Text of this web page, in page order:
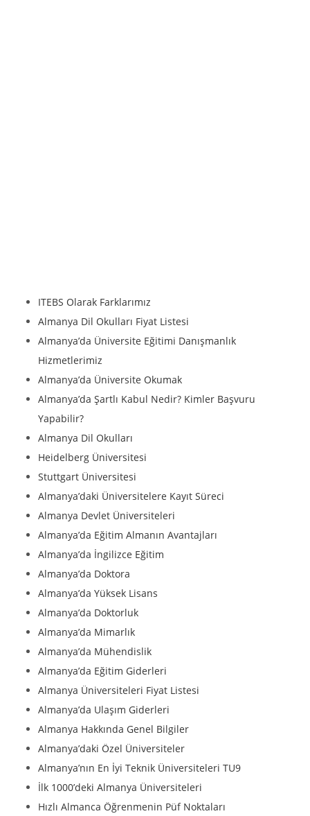
ITEBS Olarak Farklarımız
Almanya Dil Okulları Fiyat Listesi
Almanya’da Üniversite Eğitimi Danışmanlık
Hizmetlerimiz
Almanya’da Üniversite Okumak
Almanya’da Şartlı Kabul Nedir? Kimler Başvuru
Yapabilir?
Almanya Dil Okulları
Heidelberg Üniversitesi
Stuttgart Üniversitesi
Almanya’daki Üniversitelere Kayıt Süreci
Almanya Devlet Üniversiteleri
Almanya’da Eğitim Almanın Avantajları
Almanya’da İngilizce Eğitim
Almanya’da Doktora
Almanya’da Yüksek Lisans
Almanya’da Doktorluk
Almanya’da Mimarlık
Almanya’da Mühendislik
Almanya’da Eğitim Giderleri
Almanya Üniversiteleri Fiyat Listesi
Almanya’da Ulaşım Giderleri
Almanya Hakkında Genel Bilgiler
Almanya’daki Özel Üniversiteler
Almanya’nın En İyi Teknik Üniversiteleri TU9
İlk 1000’deki Almanya Üniversiteleri
Hızlı Almanca Öğrenmenin Püf Noktaları